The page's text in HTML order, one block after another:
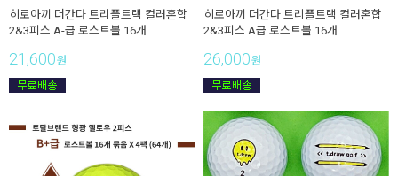
히로아끼 더간다 트리플트랙 컬러혼합
2&3피스 A-급 로스트볼 16개
21,600원
히로아끼 더간다 트리플트랙 컬러혼합
2&3피스 A급 로스트볼 16개
26,000원